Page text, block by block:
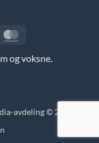
og voksne.
avdeling © 2026